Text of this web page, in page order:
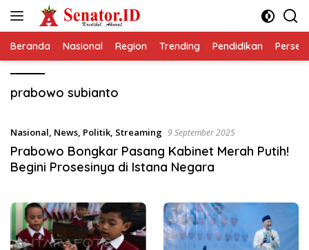
Beranda Nasional Region Trending Pendidikan
prabowo subianto
Nasional, News, Politik, Streaming 9 September 2025
Prabowo Bongkar Pasang Kabinet Merah Putih!
Begini Prosesinya di Istana Negara